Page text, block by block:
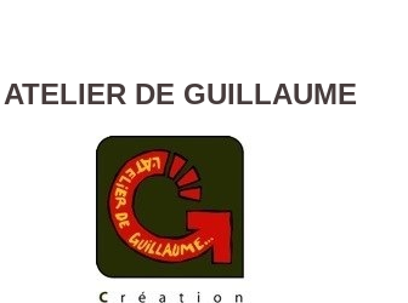
ATELIER DE GUILLAUME